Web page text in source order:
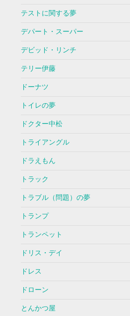
テストに関する夢
デパート・スーパー
デビッド・リンチ
テリー伊藤
ドーナツ
トイレの夢
ドクター中松
トライアングル
ドラえもん
トラック
トラブル（問題）の夢
トランプ
トランペット
ドリス・デイ
ドレス
ドローン
とんかつ屋